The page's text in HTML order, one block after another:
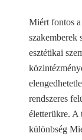
Miért fontos a
szakemberek
esztétikai
rendszeres
életterükre. A
különbség